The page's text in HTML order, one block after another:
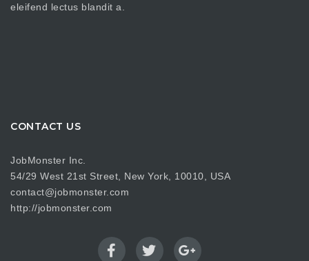
eleifend lectus blandit a.
CONTACT US
JobMonster Inc.
54/29 West 21st Street, New York, 10010, USA
contact@jobmonster.com
http://jobmonster.com